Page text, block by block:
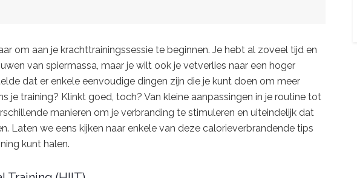
om aan je krachttrainingssessie te beginnen. Je hebt al zoveel tijd en
van spiermassa, maar je wilt ook je vetverlies naar een hoger
dat er enkele eenvoudige dingen zijn die je kunt doen om meer
je training? Klinkt goed, toch? Van kleine aanpassingen in je routine tot
manieren om je verbranding te stimuleren en uiteindelijk dat
Laten we eens kijken naar enkele van deze calorieverbrandende tips
kunt halen.